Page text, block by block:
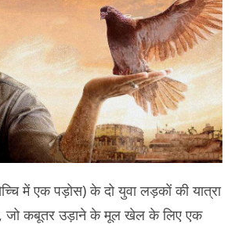
में एक पड़ोस) के दो युवा लड़कों की यात्रा
जो कबूतर उड़ाने के मूल खेल के लिए एक